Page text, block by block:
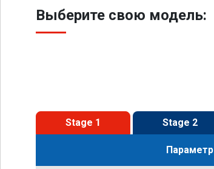
Выберите свою модель:
Stage 1 Stage 2
Параметр